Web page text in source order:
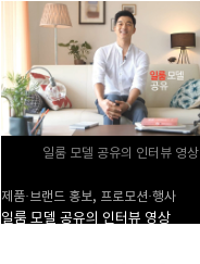
일룸 모델 공유의 인터뷰 영상
제품·브랜드 홍보, 프로모션·행사
일룸 모델 공유의 인터뷰 영상